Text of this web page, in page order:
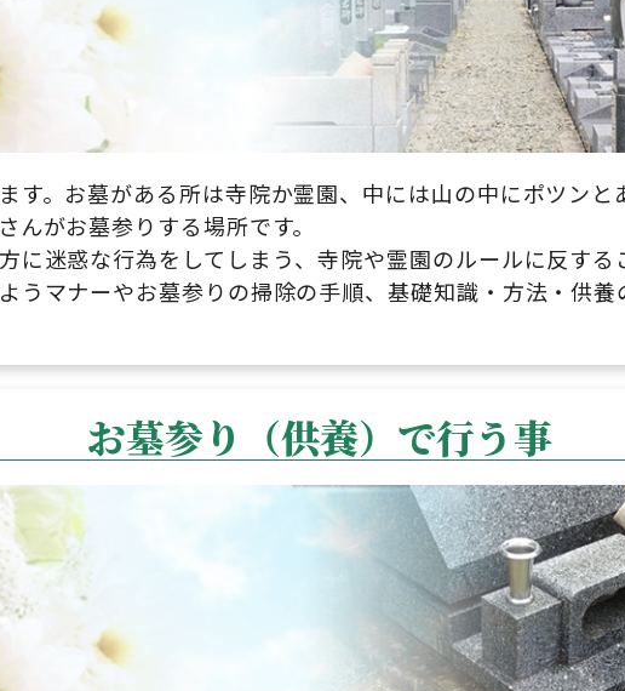
す。お墓がある所は寺院か霊園、中には山の中にポツンと
んがお墓参りする場所です。
に迷惑な行為をしてしまう、寺院や霊園のルールに反する
うマナーやお墓参りの掃除の手順、基礎知識・方法・供
お墓参り（供養）で行う事